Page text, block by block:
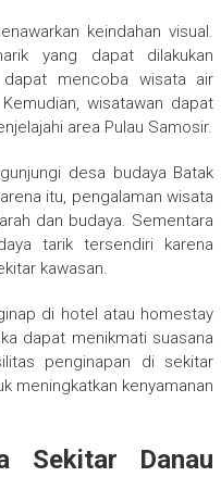
keindahan visual.
yang dapat dilakukan
dapat mencoba wisata air
wisatawan dapat
area Pulau Samosir.
desa budaya Batak
itu, pengalaman wisata
dan budaya. Sementara
tarik tersendiri karena
kawasan.
di hotel atau homestay
dapat menikmati suasana
penginapan di sekitar
meningkatkan kenyamanan
Sekitar Danau